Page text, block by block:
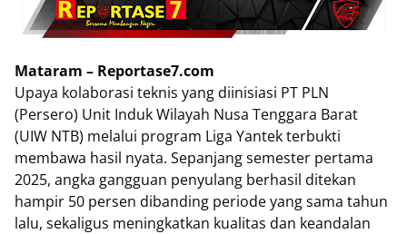
Mataram – Reportase7.com
Upaya kolaborasi teknis yang diinisiasi PT PLN
(Persero) Unit Induk Wilayah Nusa Tenggara Barat
(UIW NTB) melalui program Liga Yantek terbukti
membawa hasil nyata. Sepanjang semester pertama
2025, angka gangguan penyulang berhasil ditekan
hampir 50 persen dibanding periode yang sama tahun
lalu, sekaligus meningkatkan kualitas dan keandalan